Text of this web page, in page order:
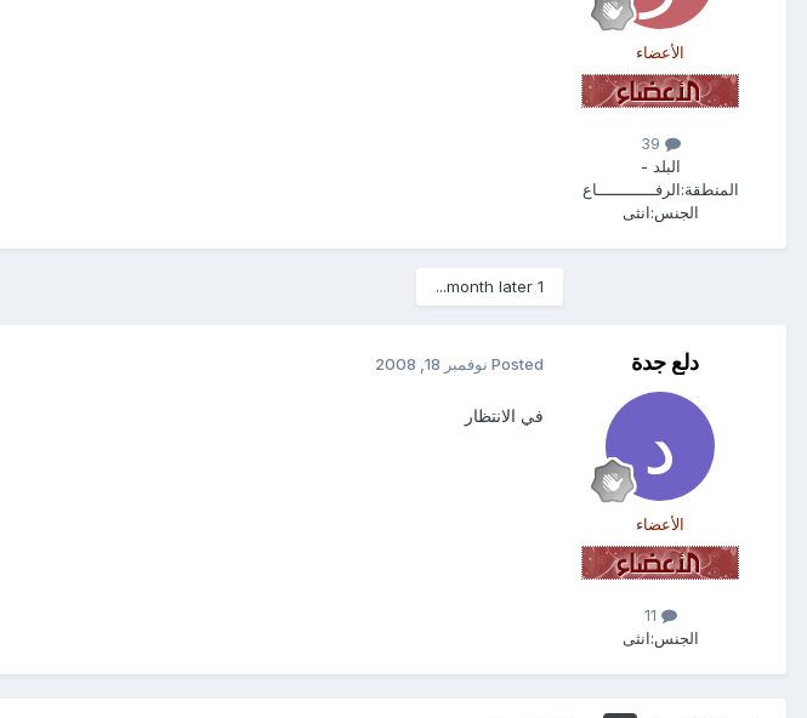
الأعضاء
البلد -
المنطقة:الرفــــــــــــاع
الجنس:انثى
1 month later...
دلع جدة
الأعضاء
الجنس:انثى
Posted نوفمبر 18, 2008
في الانتظار